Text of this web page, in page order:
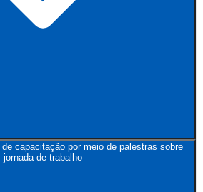
capacitação por meio de palestras sobre
jornada de trabalho